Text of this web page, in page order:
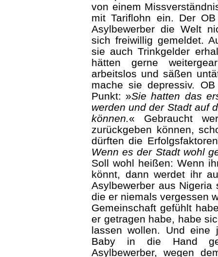
von einem
mit Tariflohn ein. Der
Asylbewerber die Welt
sich freiwillig gemeldet.
sie auch Trinkgelder
hätten gerne
arbeitslos und säßen
mache sie depressiv.
Punkt: »Sie hatten das
werden und der Stadt auf
können.« Gebraucht
zurückgeben können,
dürften die
Wenn es der Stadt wohl
Soll wohl heißen: Wenn
könnt, dann werdet ihr
Asylbewerber aus Nigeria
die er niemals vergessen
Gemeinschaft gefühlt
er getragen habe, habe
lassen wollen. Und eine
Baby in die Hand
Asylbewerber, wegen